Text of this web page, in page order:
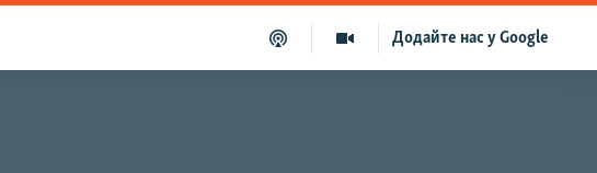
Додайте нас у Google